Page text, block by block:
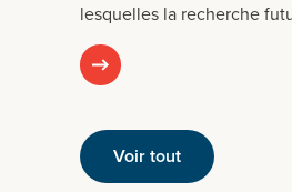
lesquelles la recherche
Voir tout